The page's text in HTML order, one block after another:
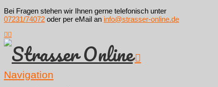
Bei Fragen stehen wir Ihnen gerne telefonisch unter
07231/74072 oder per eMail an info@strasser-online.de
Navigation